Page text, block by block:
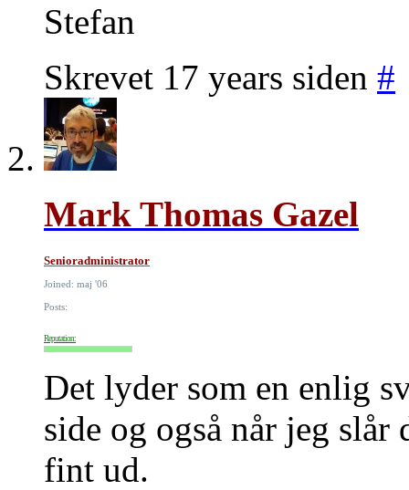
Stefan
Skrevet 17 years siden #
Mark Thomas Gazel
Senioradministrator
Joined: maj '06
Posts:
Reputation:
Det lyder som en enlig
side og også når jeg
fint ud.